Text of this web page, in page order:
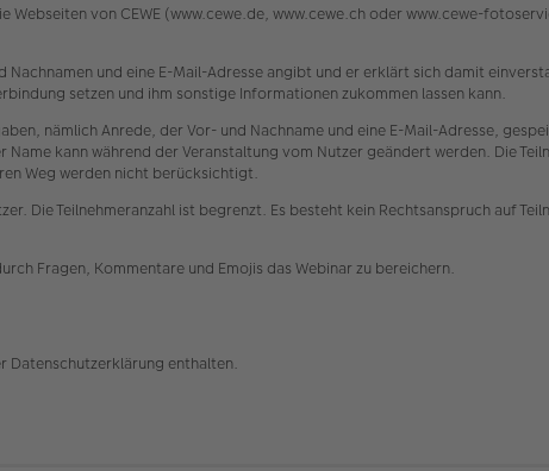
Webseiten von CEWE (www.cewe.de, www.cewe.ch oder www.cewe-
und eine E-Mail-Adresse angibt und er erklärt sich damit
setzen und ihm sonstige Informationen zukommen lassen kann.
nämlich Anrede, der Vor- und Nachname und eine E-Mail-Adresse,
kann während der Veranstaltung vom Nutzer geändert werden. Die
Weg werden nicht berücksichtigt.
Die Teilnehmeranzahl ist begrenzt. Es besteht kein Rechtsanspruch auf
Fragen, Kommentare und Emojis das Webinar zu bereichern.
Datenschutzerklärung enthalten.